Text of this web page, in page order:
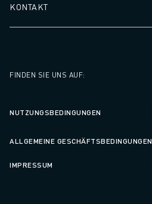
KONTAKT
FINDEN SIE UNS AUF:
NUTZUNGSBEDINGUNGEN
ALLGEMEINE GESCHÄFTSBEDINGUNGEN
IMPRESSUM